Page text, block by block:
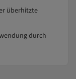
überhitzte
durch